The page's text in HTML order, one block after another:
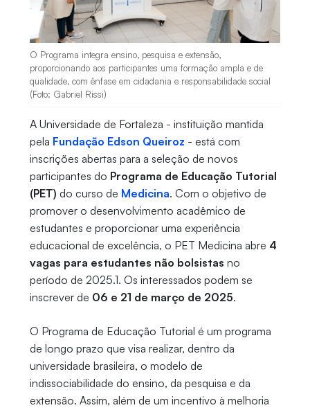
O Programa integra ensino, pesquisa e extensão,
proporcionando aos participantes uma formação ampla e de
qualidade, com ênfase em cidadania e responsabilidade social
(Foto: Gabriel Rissi)
A Universidade de Fortaleza - instituição mantida
pela Fundação Edson Queiroz - está com
inscrições abertas para a seleção de novos
participantes do Programa de Educação Tutorial
(PET) do curso de Medicina. Com o objetivo de
promover o desenvolvimento acadêmico de
estudantes e proporcionar uma experiência
educacional de excelência, o PET Medicina abre 4
vagas para estudantes não bolsistas no
período de 2025.1. Os interessados podem se
inscrever de 06 e 21 de março de 2025.
O Programa de Educação Tutorial é um programa
de longo prazo que visa realizar, dentro da
universidade brasileira, o modelo de
indissociabilidade do ensino, da pesquisa e da
extensão. Assim, além de um incentivo à melhoria